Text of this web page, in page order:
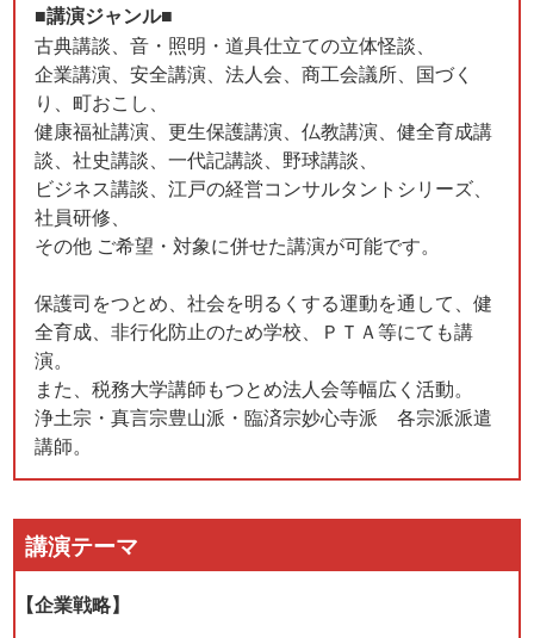
■講演ジャンル■
古典講談、音・照明・道具仕立ての立体怪談、
企業講演、安全講演、法人会、商工会議所、国づく
り、町おこし、
健康福祉講演、更生保護講演、仏教講演、健全育成講
談、社史講談、一代記講談、野球講談、
ビジネス講談、江戸の経営コンサルタントシリーズ、
社員研修、
その他 ご希望・対象に併せた講演が可能です。
保護司をつとめ、社会を明るくする運動を通して、健
全育成、非行化防止のため学校、ＰＴＡ等にても講
演。
また、税務大学講師もつとめ法人会等幅広く活動。
浄土宗・真言宗豊山派・臨済宗妙心寺派 各宗派派遣
講師。
講演テーマ
【企業戦略】